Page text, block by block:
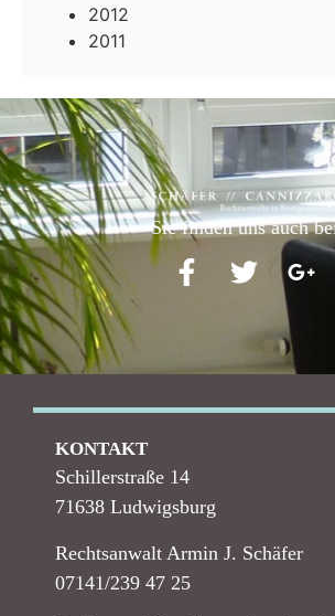
2012
2011
Sie finden uns auch
KONTAKT
Schillerstraße 14
71638 Ludwigsburg
Rechtsanwalt Armin J. Schäfer
07141/239 47 25